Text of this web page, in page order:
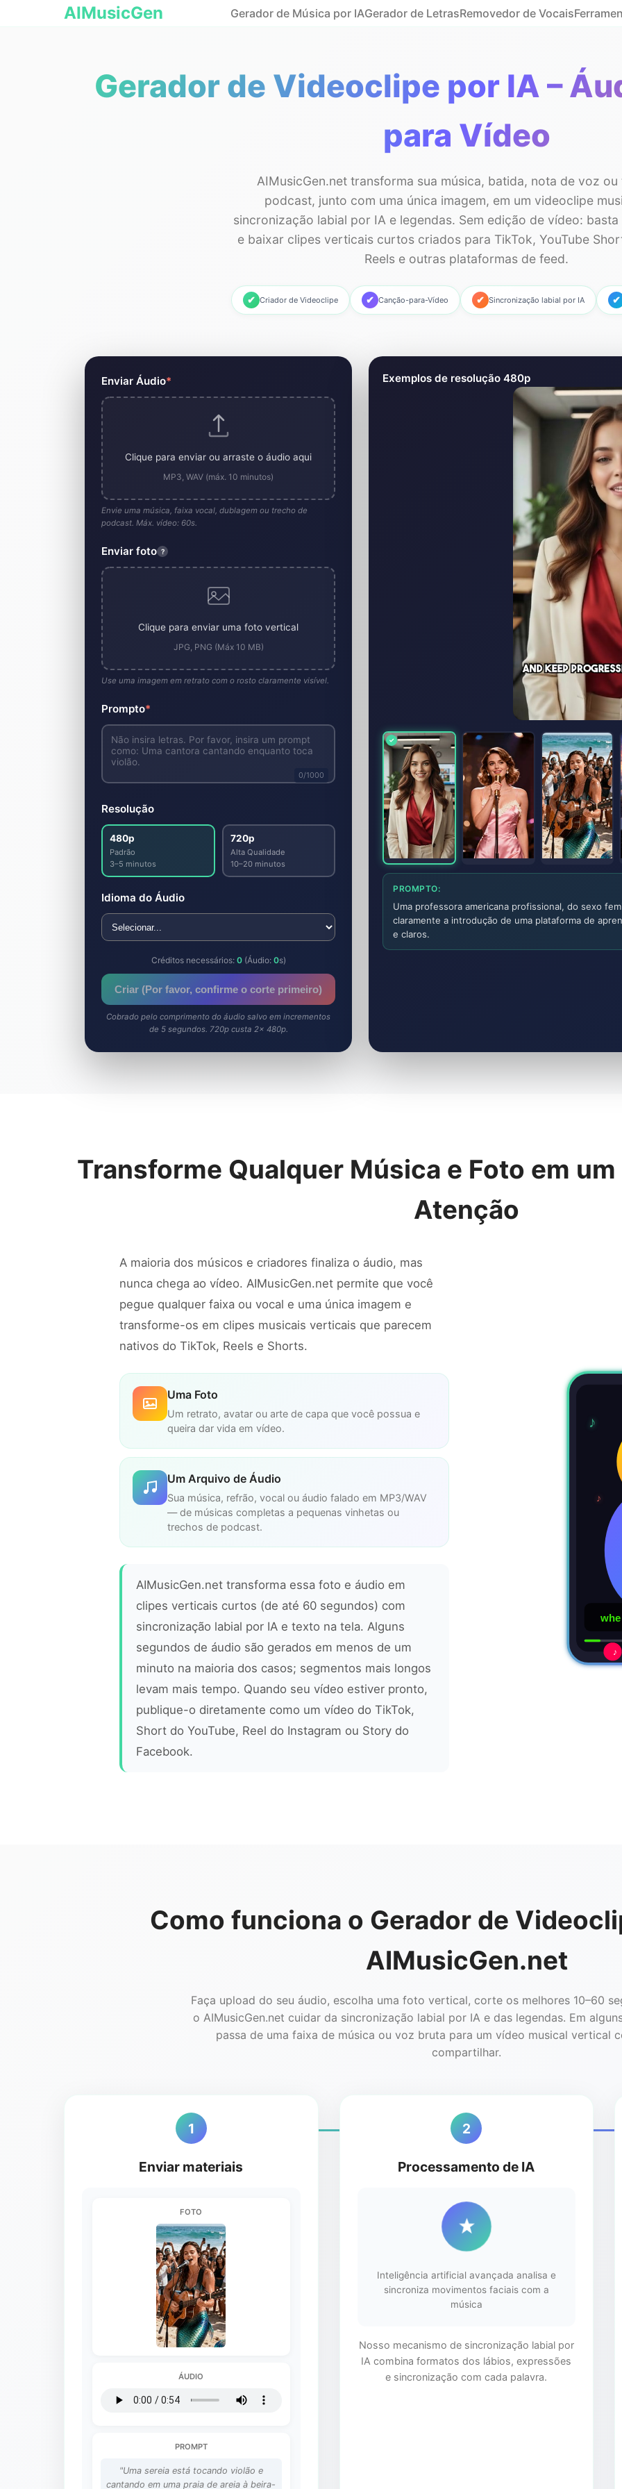
AIMusicGen Gerador de Música por IAGerador de LetrasRemovedor de Vocais
Gerador de Videoclipe por IA –
para Vídeo
AIMusicGen.net transforma sua música, batida, nota de voz
podcast, junto com uma única imagem, em um videoclipe
sincronização labial por IA e legendas. Sem edição de vídeo:
e baixar clipes verticais curtos criados para TikTok, YouTube
Reels e outras plataformas de feed.
✔ Criador de Videoclipe ✔ Canção-para-Vídeo ✔ Sincronização labial por IA ✔
Ferramenta Geradora de Videoclipes por IA
Enviar Áudio*
Clique para enviar ou arraste o áudio aqui
MP3, WAV (máx. 10 minutos)
Envie uma música, faixa vocal, dublagem ou trecho de
podcast. Máx. vídeo: 60s.
Enviar foto ?
Clique para enviar uma foto vertical
JPG, PNG (Máx 10 MB)
Use uma imagem em retrato com o rosto claramente visível.
Prompto*
0/1000
Resolução
480p
Padrão
3–5 minutos
720p
Alta Qualidade
10–20 minutos
Idioma do Áudio
Créditos necessários: 0(Áudio: 0s)
Criar (Por favor, confirme o corte primeiro)
Cobrado pelo comprimento do áudio salvo em incrementos
de 5 segundos. 720p custa 2× 480p.
Exemplos de resolução 480p
PROMPTO:
Uma professora americana profissional, do sexo
claramente a introdução de uma plataforma de
e claros.
Transforme Qualquer Música e Foto em
Atenção
A maioria dos músicos e criadores finaliza o áudio, mas
nunca chega ao vídeo. AIMusicGen.net permite que você
pegue qualquer faixa ou vocal e uma única imagem e
transforme-os em clipes musicais verticais que parecem
nativos do TikTok, Reels e Shorts.
Uma Foto
Um retrato, avatar ou arte de capa que você possua e
queira dar vida em vídeo.
Um Arquivo de Áudio
Sua música, refrão, vocal ou áudio falado em MP3/WAV
— de músicas completas a pequenas vinhetas ou
trechos de podcast.
AIMusicGen.net transforma essa foto e áudio em
clipes verticais curtos (de até 60 segundos) com
sincronização labial por IA e texto na tela. Alguns
segundos de áudio são gerados em menos de um
minuto na maioria dos casos; segmentos mais longos
levam mais tempo. Quando seu vídeo estiver pronto,
publique-o diretamente como um vídeo do TikTok,
Short do YouTube, Reel do Instagram ou Story do
Facebook.
♪
♪
Como funciona o Gerador de
AIMusicGen.net
Faça upload do seu áudio, escolha uma foto vertical, corte os melhores 10–60
o AIMusicGen.net cuidar da sincronização labial por IA e das legendas. Em
passa de uma faixa de música ou voz bruta para um vídeo musical vertical
compartilhar.
1
Enviar materiais
FOTO
ÁUDIO
PROMPT
"Uma sereia está tocando violão e
cantando em uma praia de areia à beira-
2
Processamento de IA
Inteligência artificial avançada analisa e
sincroniza movimentos faciais com a
música
Nosso mecanismo de sincronização labial por
IA combina formatos dos lábios, expressões
e sincronização com cada palavra.